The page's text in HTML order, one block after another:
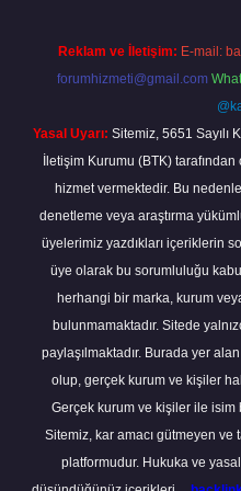
Reklam ve İletişim: E-mail:
forumhizmeti@gmail.com
Yasal Uyarı: Sitemiz, 5651 Sayılı
İletişim Kurumu (BTK)
hizmet vermektedir. Bu
denetleme veya araştırma
üyelerimiz yazdıkları içeriklerin
üye olarak bu sorumluluğu
herhangi bir marka, kurum
bulunmamaktadır. Sitede
paylaşılmaktadır. Burada yer
olup, gerçek kurum ve kişiler
Gerçek kurum ve kişiler ile
Sitemiz, kar amacı gütmeyen
platformudur. Hukuka ve